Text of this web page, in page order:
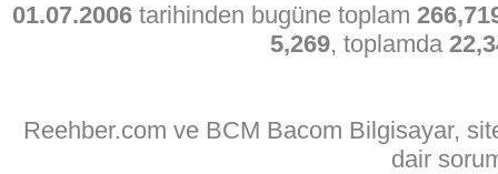
01.07.2006 tarihinden bugüne toplam
5,269, toplamda
Reehber.com ve BCM Bacom Bilgisayar,
dair